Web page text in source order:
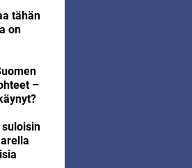
tähän
on
–